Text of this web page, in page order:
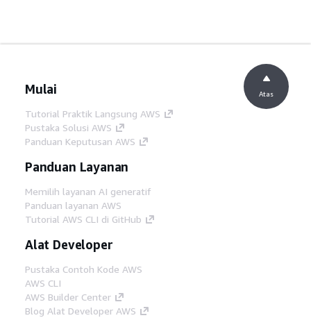
Mulai
Tutorial Praktik Langsung AWS
Pustaka Solusi AWS
Panduan Keputusan AWS
Panduan Layanan
Memilih layanan AI generatif
Panduan layanan AWS
Tutorial AWS CLI di GitHub
Alat Developer
Pustaka Contoh Kode AWS
AWS CLI
AWS Builder Center
Blog Alat Developer AWS
Atas